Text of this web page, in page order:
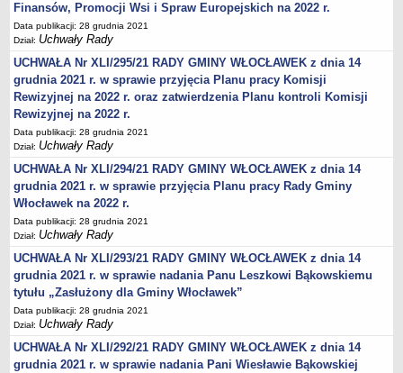
Obsługa osób doświadczonych trwałymi lub okresowymi
trudnościami w komunikowaniu się (słabosłyszących i
głuchoniemych)
Jak załatwić sprawę
Informacje nieudostępnione
Wniosek o udostępnienie informacji publicznej
PRAWO LOKALNE
Strategia rozwoju
Zagospodarowanie przestrzenne
Program opieki nad zabytkami
Według roczników
DZIAŁ WYBORCZY
Wybory Prezydenckie 28 czerwca 2020
Wybory Prezydenckie 2020
Wybory do Sejmu i do Senatu 2019
Wybory posłów do Parlamentu Europejskiego 2019
Wybory Samorządowe 2018 r.
Finansów, Promocji Wsi i Spraw Europejskich na 2022 r.
Data publikacji: 28 grudnia 2021
Dział: Uchwały Rady
UCHWAŁA Nr XLI/295/21 RADY GMINY WŁOCŁAWEK z dnia 14
grudnia 2021 r. w sprawie przyjęcia Planu pracy Komisji
Rewizyjnej na 2022 r. oraz zatwierdzenia Planu kontroli Komisji
Rewizyjnej na 2022 r.
Data publikacji: 28 grudnia 2021
Dział: Uchwały Rady
UCHWAŁA Nr XLI/294/21 RADY GMINY WŁOCŁAWEK z dnia 14
grudnia 2021 r. w sprawie przyjęcia Planu pracy Rady Gminy
Włocławek na 2022 r.
Data publikacji: 28 grudnia 2021
Dział: Uchwały Rady
UCHWAŁA Nr XLI/293/21 RADY GMINY WŁOCŁAWEK z dnia 14
grudnia 2021 r. w sprawie nadania Panu Leszkowi Bąkowskiemu
tytułu „Zasłużony dla Gminy Włocławek”
Data publikacji: 28 grudnia 2021
Dział: Uchwały Rady
UCHWAŁA Nr XLI/292/21 RADY GMINY WŁOCŁAWEK z dnia 14
grudnia 2021 r. w sprawie nadania Pani Wiesławie Bąkowskiej